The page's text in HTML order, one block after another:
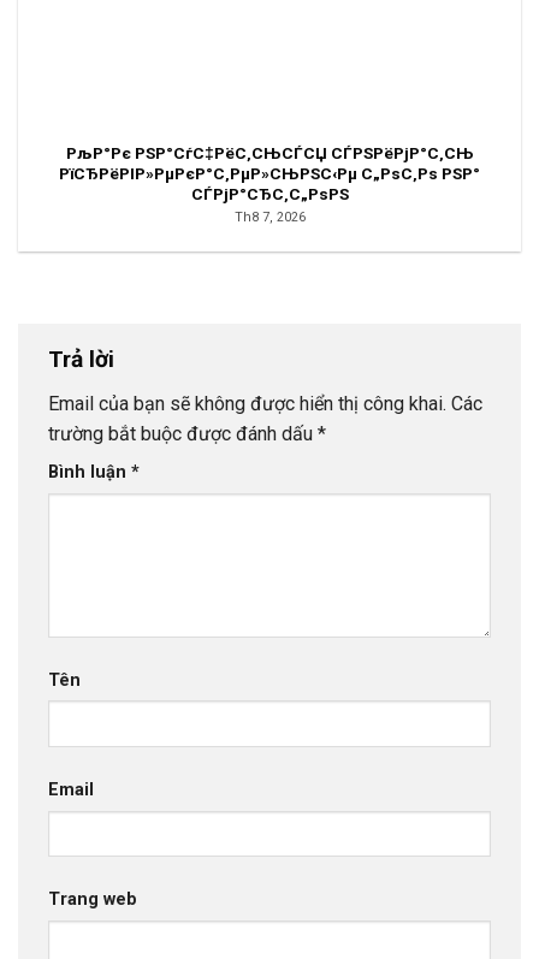
РљР°Рє РЅР°СѓС‡РёС‚СЊСЃСЏ СЃРЅРёРјР°С‚СЊ
РїСЂРёРІР»РµРєР°С‚РµР»СЊРЅС‹Рµ С„РѕС‚Рѕ РЅР°
СЃРјР°СЂС‚С„РѕРЅ
Th8 7, 2026
Trả lời
Email của bạn sẽ không được hiển thị công khai. Các
trường bắt buộc được đánh dấu *
Bình luận *
Tên
Email
Trang web